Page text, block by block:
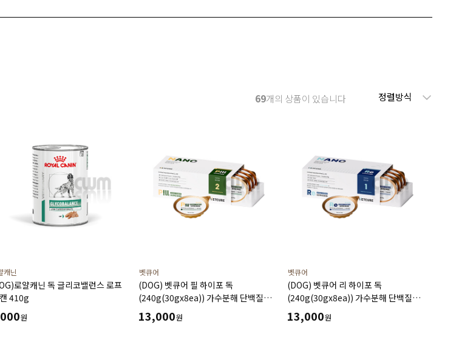
69개의 상품이 있습니다 정렬방식
캐닌
로얄캐닌 독 글리코밸런스 로프
410g
원
벳큐어
(DOG) 벳큐어 필 하이포 독
(240g(30gx8ea)) 가수분해 단백질
식이알러지 투약보조 저지방 저나트륨
습식 캔
13,000원
벳큐어
(DOG) 벳큐어 리 하이포 독
(240g(30gx8ea)) 가수분해 단백질
식이알러지 건강증진 영양보급 습식 캔
13,000원